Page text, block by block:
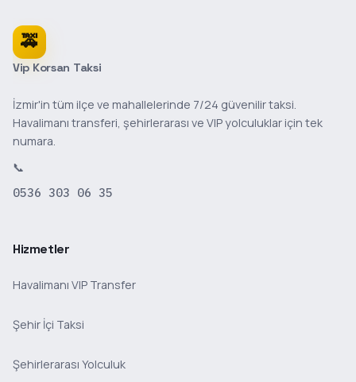
🚕
Vip Korsan Taksi
İzmir'in tüm ilçe ve mahallelerinde 7/24 güvenilir taksi.
Havalimanı transferi, şehirlerarası ve VIP yolculuklar için tek
numara.
📞
0536 303 06 35
Hizmetler
Havalimanı VIP Transfer
Şehir İçi Taksi
Şehirlerarası Yolculuk